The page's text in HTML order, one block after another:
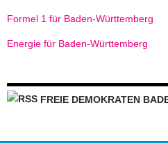
Formel 1 für Baden-Württemberg
Energie für Baden-Württemberg
FREIE DEMOKRATEN